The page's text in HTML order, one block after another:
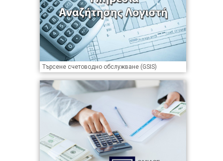
Търсене счетоводно обслужване (GSIS)